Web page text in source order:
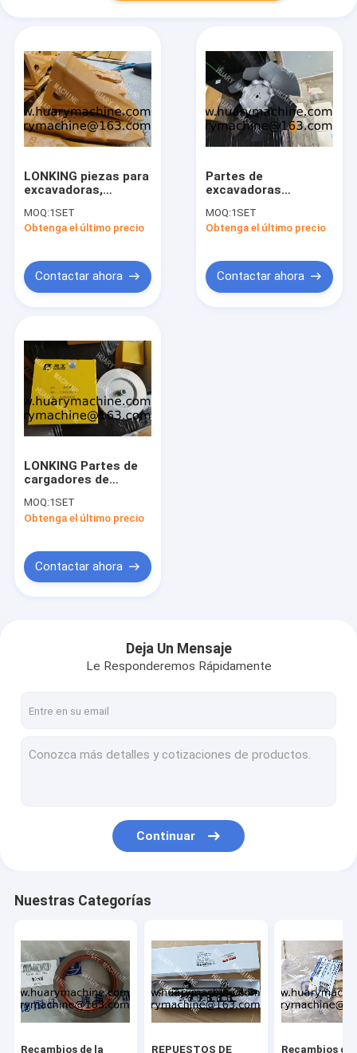
Sobre nosotros
Visita a la fábrica
Recambios de XCMG
RECAMBIOS DE LIUGONG
LONKING piezas para
excavadoras,
de cubo
MOQ:1SET
Obtenga el último precio
Contactar ahora
Partes de
excavadoras
de motor
60100008650
MOQ:1SET
Obtenga el último precio
Contactar ahora
LONKING Partes de
cargadores de
succión de aceite
60900009425
MOQ:1SET
Obtenga el último precio
Contactar ahora
Deja Un Mensaje
Le Responderemos Rápidamente
Continuar
Nuestras Categorías
Recambios de la REPUESTOS DE Recambios de